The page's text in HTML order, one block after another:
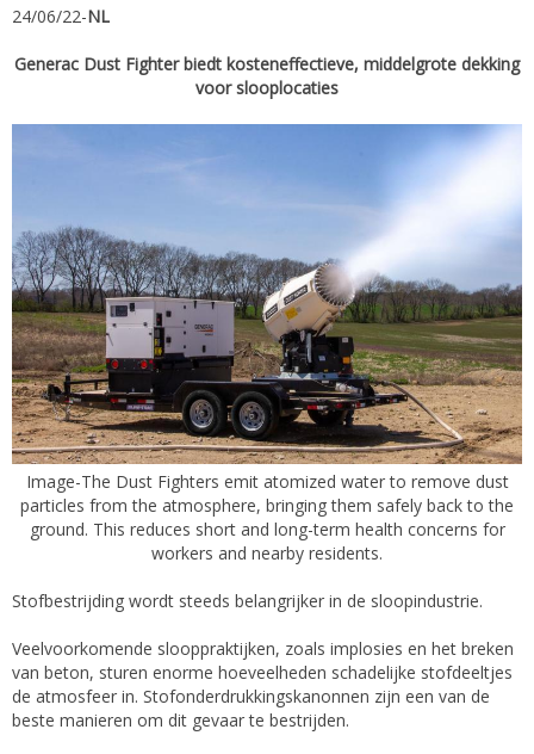
24/06/22-NL
Generac Dust Fighter biedt kosteneffectieve, middelgrote dekking
voor slooplocaties
Image-The Dust Fighters emit atomized water to remove dust
particles from the atmosphere, bringing them safely back to the
ground. This reduces short and long-term health concerns for
workers and nearby residents.
Stofbestrijding wordt steeds belangrijker in de sloopindustrie.
Veelvoorkomende slooppraktijken, zoals implosies en het breken
van beton, sturen enorme hoeveelheden schadelijke stofdeeltjes
de atmosfeer in. Stofonderdrukkingskanonnen zijn een van de
beste manieren om dit gevaar te bestrijden.